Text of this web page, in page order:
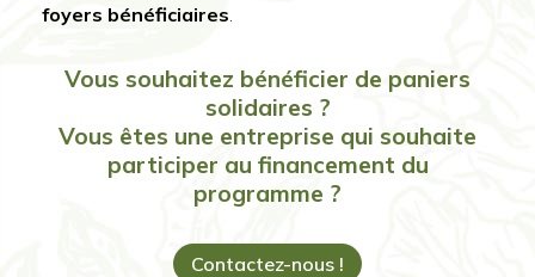
foyers bénéficiaires
Vous souhaitez bénéficier de paniers
solidaires ?
Vous êtes une entreprise qui souhaite
participer au financement du
programme ?
Contactez-nous !